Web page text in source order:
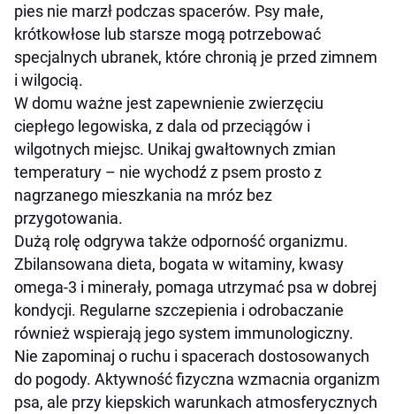
pies nie marzł podczas spacerów. Psy małe,
krótkowłose lub starsze mogą potrzebować
specjalnych ubranek, które chronią je przed zimnem
i wilgocią.
W domu ważne jest zapewnienie zwierzęciu
ciepłego legowiska, z dala od przeciągów i
wilgotnych miejsc. Unikaj gwałtownych zmian
temperatury – nie wychodź z psem prosto z
nagrzanego mieszkania na mróz bez
przygotowania.
Dużą rolę odgrywa także odporność organizmu.
Zbilansowana dieta, bogata w witaminy, kwasy
omega-3 i minerały, pomaga utrzymać psa w dobrej
kondycji. Regularne szczepienia i odrobaczanie
również wspierają jego system immunologiczny.
Nie zapominaj o ruchu i spacerach dostosowanych
do pogody. Aktywność fizyczna wzmacnia organizm
psa, ale przy kiepskich warunkach atmosferycznych